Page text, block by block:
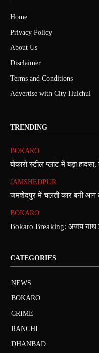
Home
Privacy Policy
About Us
Disclaimer
Terms and Conditions
Advertise with City Hulchul
TRENDING
BOKARO
बोकारो स्टील प्लांट में बड़ा
JAMSHEDPUR
जमशेदपुर में चलती कार बनी आग
BOKARO
Bokaro Breaking: अजय नाथ
CATEGORIES
NEWS
BOKARO
CRIME
RANCHI
DHANBAD